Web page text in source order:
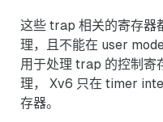
这些 trap 相关的寄存器
理，且不能在 user
用于处理 trap 的控制寄
理， Xv6 只在 timer
存器。